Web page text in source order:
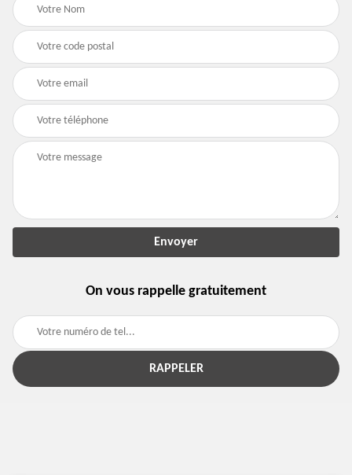
On vous rappelle gratuitement